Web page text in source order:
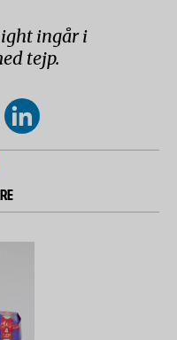
ingår i
tejp.